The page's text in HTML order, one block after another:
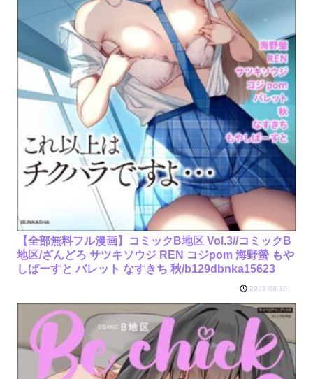
【全部無料フル漫画】コミックB地区 Vol.3//コミックB
地区/ざんどろ サツキソウジ REN コジpom 海野螢 もや
しばーすと バレット なすきち 秋/b129dbnka15623
2025.08.10